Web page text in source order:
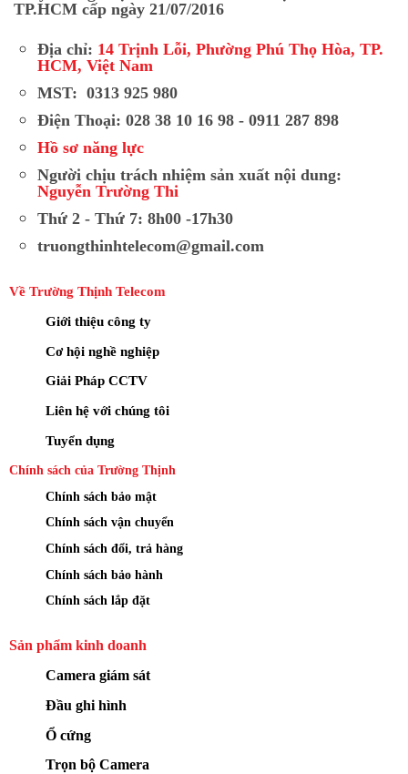
5M0TEA-EU/FSP14?
Vì camera chỉ ghi hình khi có chuyển động (để tiết
kiệm pin), một thẻ nhớ 64GB hoặc 128GB có thể giúp
bạn lưu trữ dữ liệu từ 2-4 tuần nhờ chuẩn nén H.265.
Tôi có thể tự lắp đặt Imou IPC-B7ED-5M0TEA-
EU/FSP14 tại nhà không?
Hoàn toàn có thể. Do không cần đi dây điện phức
tạp, bạn chỉ cần cố định chân đế bằng vít và kết nối
sản phẩm hội tụ đầy đủ các yếu tố: Công nghệ hiện
đại, độ phân giải cao, tính năng thông minh và sự
bền bỉ. Sự kết hợp giữa mã camera IPC-B7ED và
camera an ninh ngoài trời không dây. Hãy để công
nghệ đỉnh cao bảo vệ tổ ấm của bạn một cách thông
minh nhất.
THÔNG TIN LIÊN HỆ & HỖ TRỢ
KHÁCH HÀNG:
CÔNG TY TNHH ĐẦU TƯ CÔNG NGHỆ TRƯỜNG
HCM, Việt Nam
Kinh doanh: 0888 319 798 (Ms.Trang)
TP.HCM cấp ngày 21/07/2016
Địa chỉ: 14 Trịnh Lỗi, Phường Phú Thọ Hòa, TP.
HCM, Việt Nam
MST: 0313 925 980
Điện Thoại: 028 38 10 16 98 - 0911 287 898
Hồ sơ năng lực
Người chịu trách nhiệm sản xuất nội dung:
Nguyễn Trường Thi
Thứ 2 - Thứ 7: 8h00 -17h30
truongthinhtelecom@gmail.com
Về Trường Thịnh Telecom
Giới thiệu công ty
Cơ hội nghề nghiệp
Giải Pháp CCTV
Liên hệ với chúng tôi
Tuyển dụng
Chính sách của Trường Thịnh
Chính sách bảo mật
Chính sách vận chuyển
Chính sách đổi, trả hàng
Chính sách bảo hành
Chính sách lắp đặt
Sản phẩm kinh doanh
Camera giám sát
Đầu ghi hình
Ổ cứng
Trọn bộ Camera